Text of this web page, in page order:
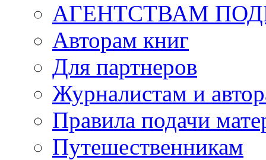
АГЕНТСТВАМ
Авторам книг
Для партнеров
Журналистам и
Правила подачи
Путешественникам